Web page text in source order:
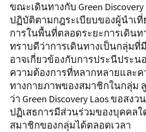
ขณะเดินทางกับ Green
ปฏิบัติตามกฎระเบียบของผู้นำเ
การในพื้นที่ตลอดระยะการเดินท
ทราบดีว่าการเดินทางเป็นกลุ่ม
อาจเกี่ยวข้องกับการประนีประน
ความต้องการที่หลากหลายและค
ทางกายภาพของสมาชิกในกลุ่ม
ว่า Green Discovery Laos ขอสง
ปฏิเสธการมีส่วนร่วมของบุคคลใ
สมาชิกของกลุ่มได้ตลอดเวลา